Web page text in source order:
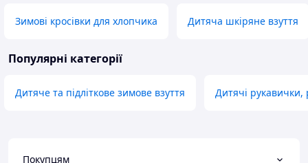
Зимові кросівки для хлопчика Дитяча шкіряне взуття
Популярні категорії
Дитяче та підліткове зимове взуття Дитячі рукавички,
Покупцям